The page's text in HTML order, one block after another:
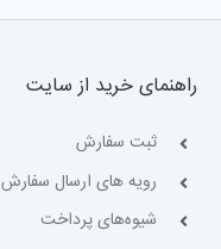
راهنمای خرید از سایت
ثبت سفارش
رویه های ارسال سفارش
شیوه‌های پرداخت